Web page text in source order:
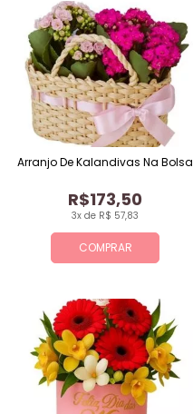
COMPRAR
3x de R$ 57,83
R$173,50
Arranjo De Kalandivas Na Bolsa